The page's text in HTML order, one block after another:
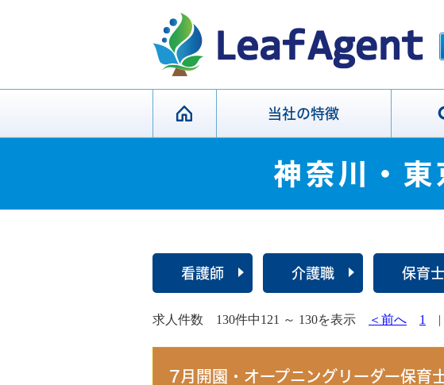
当社の特徴
神奈川・
看護師 介護職 保育士
求人件数 130件中121 ～ 130を表示 ＜前へ 1
7月開園・オープニングリーダー保育